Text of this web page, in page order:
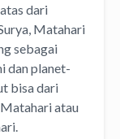
dari
Matahari
sebagai
dan planet-
bisa dari
atau